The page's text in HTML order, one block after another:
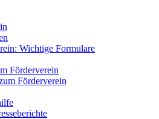
Wichtige Formulare
Förderverein
Förderverein